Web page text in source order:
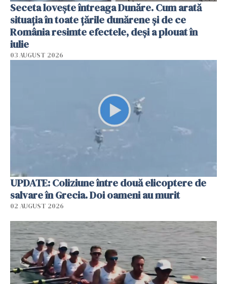
Seceta lovește întreaga Dunăre. Cum arată
situația în toate țările dunărene și de ce
România resimte efectele, deși a plouat în
iulie
03 AUGUST 2026
UPDATE: Coliziune între două elicoptere de
salvare în Grecia. Doi oameni au murit
02 AUGUST 2026